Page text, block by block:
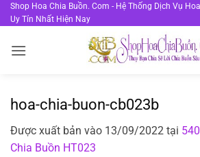
Bỏ
qua
dung
Shop Hoa Chia Buồn. Com - Hệ Thống Dịch Vụ
Uy Tín Nhất Hiện Nay
hoa-chia-buon-cb023b
Được xuất bản vào 13/09/2022 tại
Chia Buồn HT023